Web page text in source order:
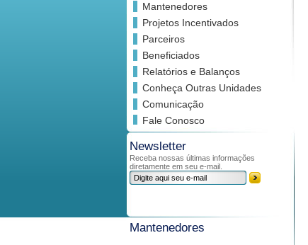
Mantenedores
Projetos Incentivados
Parceiros
Beneficiados
Relatórios e Balanços
Conheça Outras Unidades
Comunicação
Fale Conosco
Newsletter
Receba nossas últimas informações
diretamente em seu e-mail.
Mantenedores